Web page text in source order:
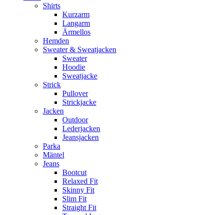
Shirts
Kurzarm
Langarm
Ärmellos
Hemden
Sweater & Sweatjacken
Sweater
Hoodie
Sweatjacke
Strick
Pullover
Strickjacke
Jacken
Outdoor
Lederjacken
Jeansjacken
Parka
Mäntel
Jeans
Bootcut
Relaxed Fit
Skinny Fit
Slim Fit
Straight Fit